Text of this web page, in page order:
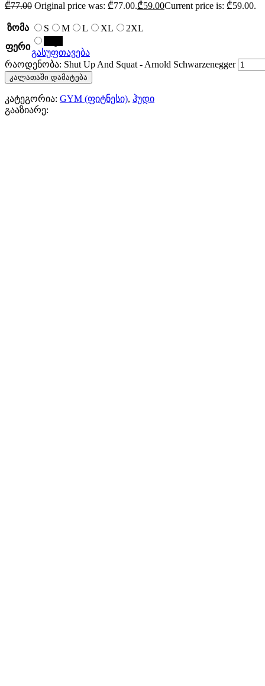
₾77.00 Original price was: ₾77.00.₾59.00Current price is: ₾59.00.
ზომა S M L XL
2XL
ფერი
გასუფთავება
რაოდენობა: Shut Up And Squat - Arnold Schwarzenegger
კალათაში დამატება
კატეგორია: GYM (ფიტნესი), ჰუდი
გააზიარე: